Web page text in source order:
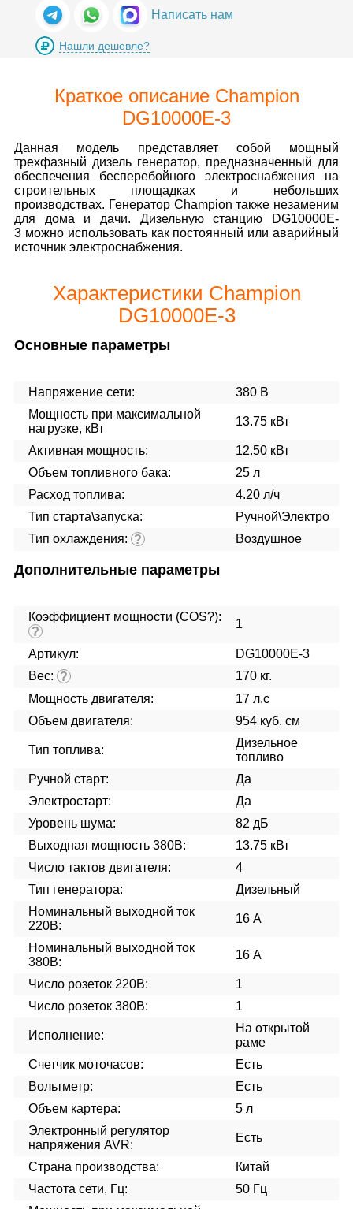
Написать нам
Нашли дешевле?
Краткое описание Champion
DG10000E-3
Данная модель представляет собой мощный
трехфазный дизель генератор, предназначенный для
обеспечения бесперебойного электроснабжения на
строительных площадках и небольших
производствах. Генератор Champion также незаменим
для дома и дачи. Дизельную станцию DG10000E-
3 можно использовать как постоянный или аварийный
источник электроснабжения.
Характеристики Champion
DG10000E-3
Основные параметры
Напряжение сети:
380 В
Мощность при максимальной
нагрузке, кВт
13.75 кВт
Активная мощность:
12.50 кВт
Объем топливного бака:
25 л
Расход топлива:
4.20 л/ч
Тип старта\запуска:
Ручной\Электро
Тип охлаждения: ? Воздушное
Дополнительные параметры
Коэффициент мощности (COS?):
?
1
Артикул:
DG10000E-3
Вес: ?
170 кг.
Мощность двигателя:
17 л.с
Объем двигателя:
954 куб. см
Тип топлива:
Дизельное
топливо
Ручной старт:
Да
Электростарт:
Да
Уровень шума:
82 дБ
Выходная мощность 380В:
13.75 кВт
Число тактов двигателя:
4
Тип генератора:
Дизельный
Номинальный выходной ток
220В:
16 А
Номинальный выходной ток
380В:
16 А
Число розеток 220В:
1
Число розеток 380В:
1
Исполнение:
На открытой
раме
Счетчик моточасов:
Есть
Вольтметр:
Есть
Объем картера:
5 л
Электронный регулятор
напряжения AVR:
Есть
Страна производства:
Китай
Частота сети, Гц:
50 Гц